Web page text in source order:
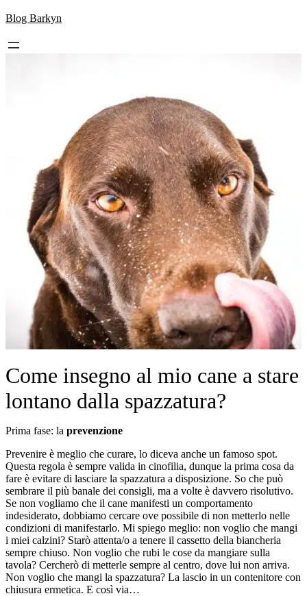
Skip
content
Blog Barkyn
Come insegno al mio cane a stare
lontano dalla spazzatura?
Prima fase: la prevenzione
Prevenire è meglio che curare, lo diceva anche un famoso spot.
Questa regola è sempre valida in cinofilia, dunque la prima cosa da
fare è evitare di lasciare la spazzatura a disposizione. So che può
sembrare il più banale dei consigli, ma a volte è davvero risolutivo.
Se non vogliamo che il cane manifesti un comportamento
indesiderato, dobbiamo cercare ove possibile di non metterlo nelle
condizioni di manifestarlo. Mi spiego meglio: non voglio che mangi
i miei calzini? Starò attenta/o a tenere il cassetto della biancheria
sempre chiuso. Non voglio che rubi le cose da mangiare sulla
tavola? Cercherò di metterle sempre al centro, dove lui non arriva.
Non voglio che mangi la spazzatura? La lascio in un contenitore con
chiusura ermetica. E così via…